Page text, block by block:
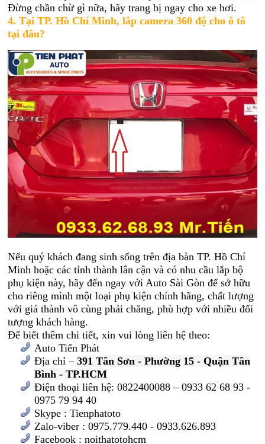
Đừng chần chừ gì nữa, hãy trang bị ngay cho xe hơi.
4.Tại TP. Hồ Chí Minh, lắp camera 360 độ cho ô tô
tại đâu?
Nếu quý khách đang sinh sống trên địa bàn TP. Hồ Chí
Minh hoặc các tỉnh thành lân cận và có nhu cầu lắp bộ
phụ kiện này, hãy đến ngay với Auto Sài Gòn để sở hữu
cho riêng mình một loại phụ kiện chính hãng, chất lượng
với giá thành vô cùng phải chăng, phù hợp với nhiều đối
tượng khách hàng.
Để biết thêm chi tiết, xin vui lòng liên hệ theo:
Auto Tiến Phát
Địa chỉ –391 Tân Sơn - Phường 15 - Quận Tân
Bình - TP.HCM
Điện thoại liên hệ: 0822400088 – 0933 62 68 93 -
0975 79 94 40
Skype : Tienphatoto
Zalo-viber : 0975.779.440 - 0933.626.893
Facebook : noithatotohcm